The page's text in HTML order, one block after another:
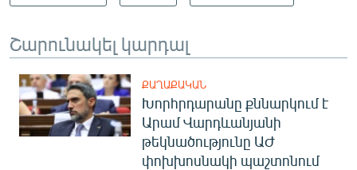
Շարունակել կարդալ
ՔԱՂԱՔԱԿԱՆ
Խորհրդարանը քննարկում է
Արամ Վարդևանյանի
թեկնածությունը ԱԺ
փոխխոսնակի պաշտոնում